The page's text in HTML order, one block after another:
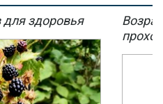
здоровья